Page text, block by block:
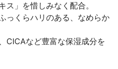
ス」を惜しみなく配合。
っくらハリのある、なめらか
CICAなど豊富な保湿成分を